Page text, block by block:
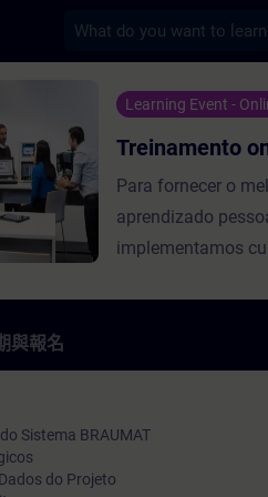
on-line:
Learning Event -
Treinamento
Para fornecer o
aprendizado
implementamos
PLC Sim
Gostaria de
與報名
Sistema BRAUMAT
do Projeto